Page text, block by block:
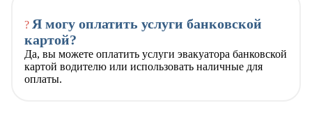
? Я могу оплатить услуги банковской
картой?
Да, вы можете оплатить услуги эвакуатора банковской
картой водителю или использовать наличные для
оплаты.